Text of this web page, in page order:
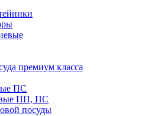
премиум класса
ПС
ПП, ПС
посуды